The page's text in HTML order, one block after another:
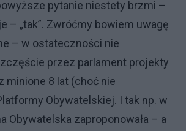
pytanie niestety brzmi –
– „tak”. Zwróćmy bowiem uwagę
– w ostateczności nie
przez parlament projekty
minione 8 lat (choć nie
Obywatelskiej. I tak np. w
Obywatelska zaproponowała – a